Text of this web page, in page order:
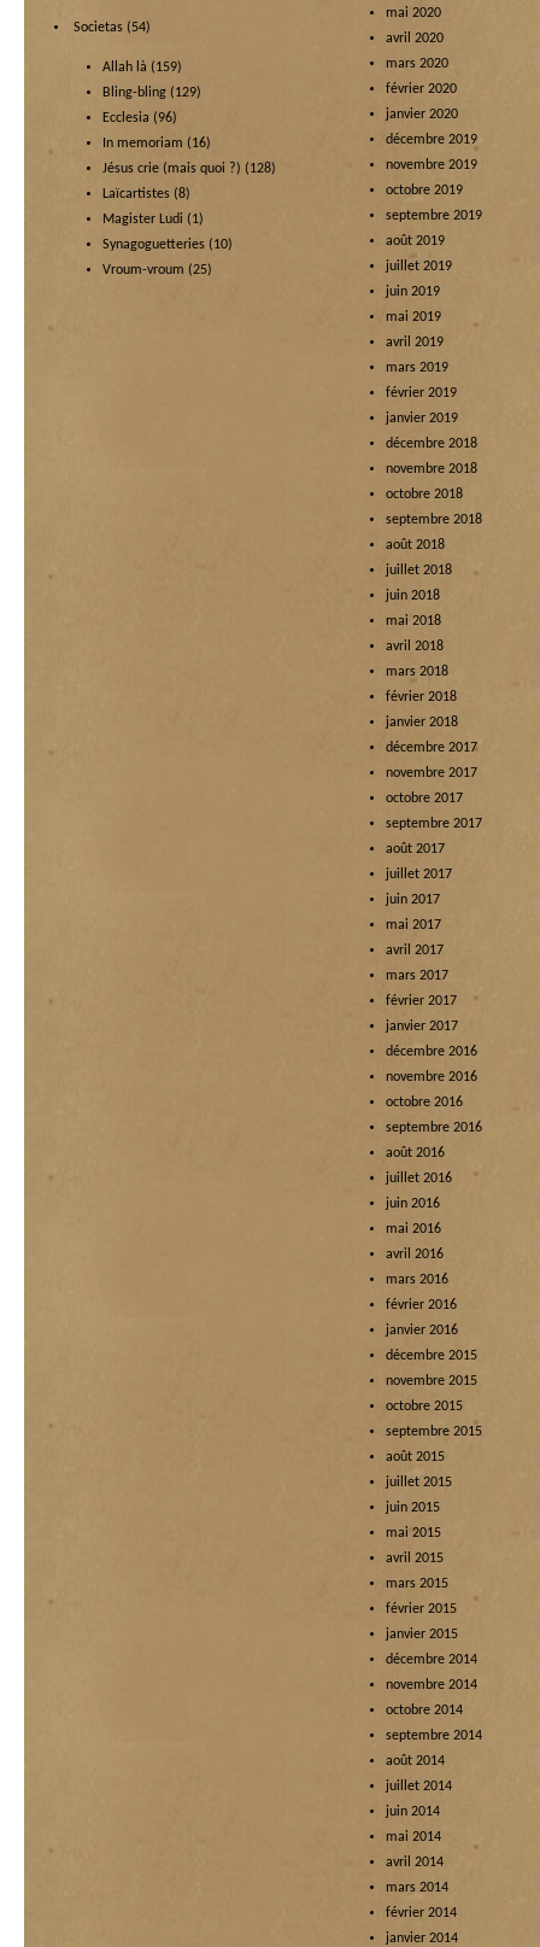
Societas (54)
Allah là (159)
Bling-bling (129)
Ecclesia (96)
In memoriam (16)
Jésus crie (mais quoi ?) (128)
Laïcartistes (8)
Magister Ludi (1)
Synagoguetteries (10)
Vroum-vroum (25)
mai 2020
avril 2020
mars 2020
février 2020
janvier 2020
décembre 2019
novembre 2019
octobre 2019
septembre 2019
août 2019
juillet 2019
juin 2019
mai 2019
avril 2019
mars 2019
février 2019
janvier 2019
décembre 2018
novembre 2018
octobre 2018
septembre 2018
août 2018
juillet 2018
juin 2018
mai 2018
avril 2018
mars 2018
février 2018
janvier 2018
décembre 2017
novembre 2017
octobre 2017
septembre 2017
août 2017
juillet 2017
juin 2017
mai 2017
avril 2017
mars 2017
février 2017
janvier 2017
décembre 2016
novembre 2016
octobre 2016
septembre 2016
août 2016
juillet 2016
juin 2016
mai 2016
avril 2016
mars 2016
février 2016
janvier 2016
décembre 2015
novembre 2015
octobre 2015
septembre 2015
août 2015
juillet 2015
juin 2015
mai 2015
avril 2015
mars 2015
février 2015
janvier 2015
décembre 2014
novembre 2014
octobre 2014
septembre 2014
août 2014
juillet 2014
juin 2014
mai 2014
avril 2014
mars 2014
février 2014
janvier 2014